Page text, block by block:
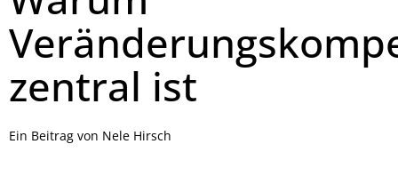
zentral ist
Ein Beitrag von Nele Hirsch